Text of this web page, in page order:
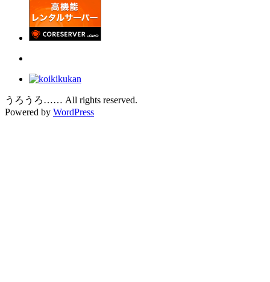
うろうろ…… All rights reserved.
Powered by WordPress